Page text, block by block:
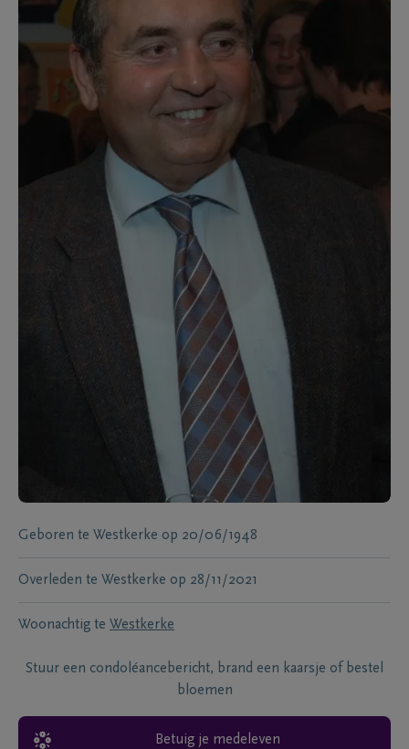
Geboren te Westkerke op 20/06/1948
Overleden te Westkerke op 28/11/2021
Woonachtig te Westkerke
Stuur een condoléancebericht, brand een kaarsje of bestel
bloemen
Betuig je medeleven